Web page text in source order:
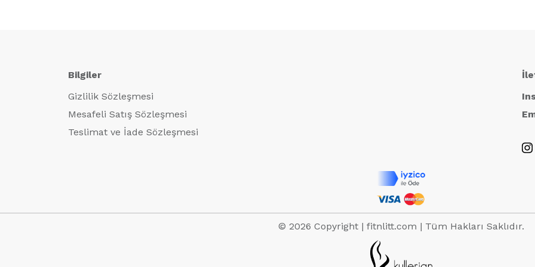
Bilgiler
Gizlilik Sözleşmesi
Mesafeli Satış Sözleşmesi
Teslimat ve İade Sözleşmesi
© 2026 Copyright | fitnlitt.com | Tüm Hakları Saklıdır.